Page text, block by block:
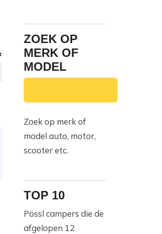
ZOEK OP
MERK OF
MODEL
Zoek op merk of
model auto, motor,
scooter etc.
TOP 10
Pössl campers die de
afgelopen 12